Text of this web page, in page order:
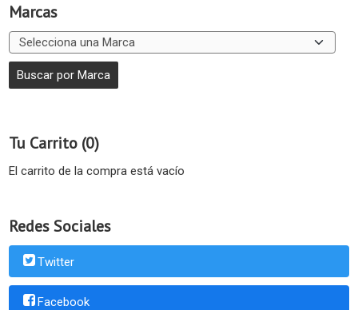
Marcas
Tu Carrito (0)
El carrito de la compra está vacío
Redes Sociales
Twitter
Facebook